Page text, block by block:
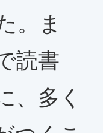
。ま
読書
、多く